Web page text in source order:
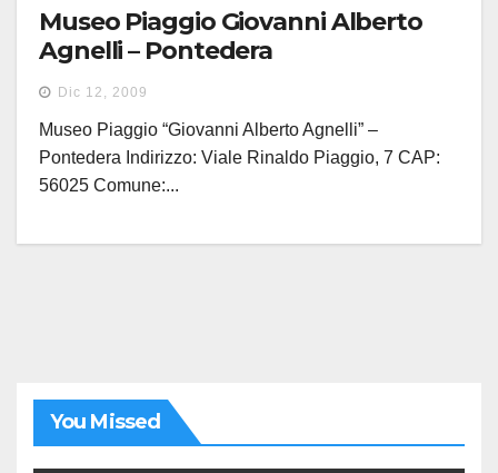
Museo Piaggio Giovanni Alberto
Agnelli – Pontedera
Dic 12, 2009
Museo Piaggio “Giovanni Alberto Agnelli” –
Pontedera Indirizzo: Viale Rinaldo Piaggio, 7 CAP:
56025 Comune:...
You Missed